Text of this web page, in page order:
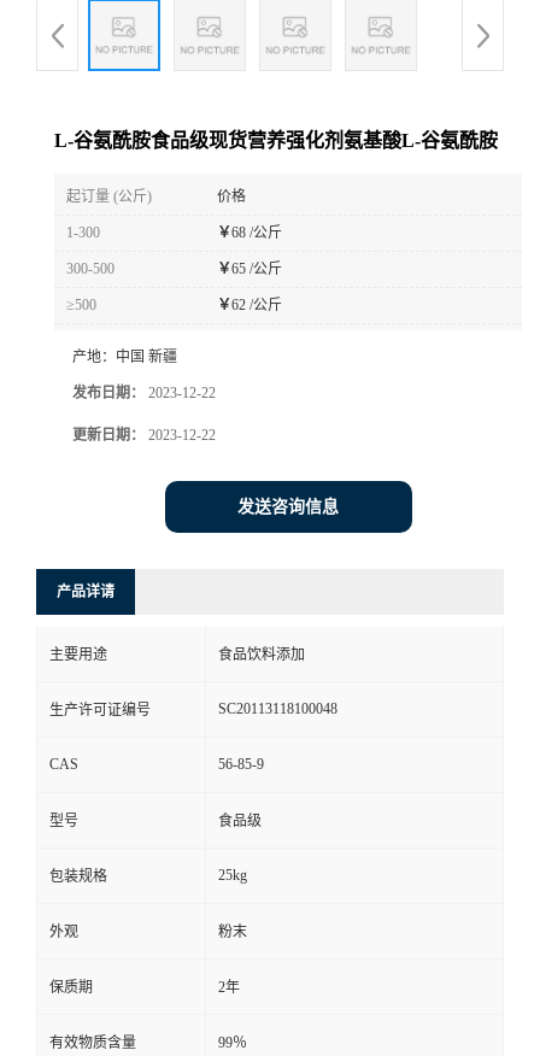
L-谷氨酰胺食品级现货营养强化剂氨基酸L-谷氨酰胺
起订量 (公斤) 价格
1-300 ￥68 /公斤
300-500 ￥65 /公斤
≥500 ￥62 /公斤
产地： 中国 新疆
发布日期： 2023-12-22
更新日期： 2023-12-22
发送咨询信息
产品详请
主要用途 食品饮料添加
生产许可证编号 SC20113118100048
CAS 56-85-9
型号 食品级
包装规格 25kg
外观 粉末
保质期 2年
有效物质含量 99％